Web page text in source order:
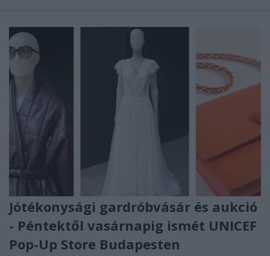
Jótékonysági gardróbvásár és aukció
- Péntektől vasárnapig ismét UNICEF
Pop-Up Store Budapesten